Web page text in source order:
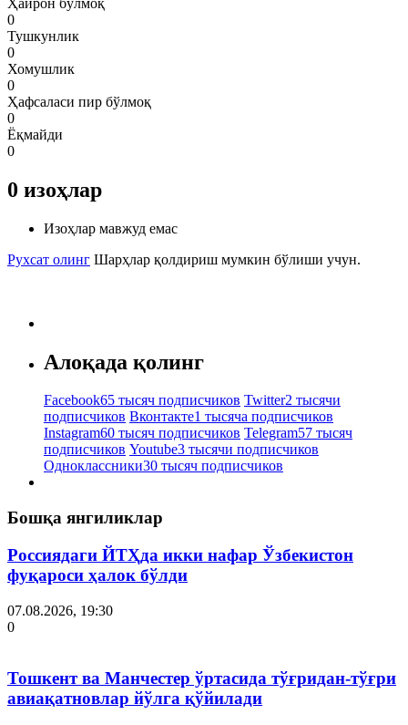
0
Тушкунлик
0
Хомушлик
0
Ҳафсаласи пир бўлмоқ
0
Ёқмайди
0
0 изоҳлар
Изоҳлар мавжуд емас
Рухсат олинг Шарҳлар қолдириш мумкин бўлиши учун.
Алоқада қолинг
Facebook65 тысяч подписчиков Twitter2 тысячи
подписчиков Вконтакте1 тысяча подписчиков
Instagram60 тысяч подписчиков Telegram57 тысяч
подписчиков Youtube3 тысячи подписчиков
Одноклассники30 тысяч подписчиков
Бошқа янгиликлар
Россиядаги ЙТҲда икки нафар Ўзбекистон
фуқароси ҳалок бўлди
07.08.2026, 19:30
0
Тошкент ва Манчестер ўртасида тўғридан-тўғри
авиақатновлар йўлга қўйилади